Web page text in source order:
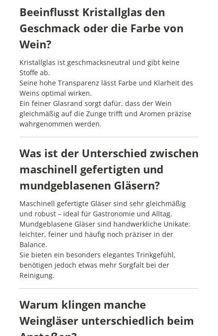
Beeinflusst Kristallglas den
Geschmack oder die Farbe von
Wein?
Kristallglas ist geschmacksneutral und gibt keine
Stoffe ab.
Seine hohe Transparenz lässt Farbe und Klarheit des
Weins optimal wirken.
Ein feiner Glasrand sorgt dafür, dass der Wein
gleichmäßig auf die Zunge trifft und Aromen präzise
wahrgenommen werden.
Was ist der Unterschied zwischen
maschinell gefertigten und
mundgeblasenen Gläsern?
Maschinell gefertigte Gläser sind sehr gleichmäßig
und robust – ideal für Gastronomie und Alltag.
Mundgeblasene Gläser sind handwerkliche Unikate:
leichter, feiner und häufig noch präziser in der
Balance.
Sie bieten ein besonders elegantes Trinkgefühl,
benötigen jedoch etwas mehr Sorgfalt bei der
Reinigung.
Warum klingen manche
Weingläser unterschiedlich beim